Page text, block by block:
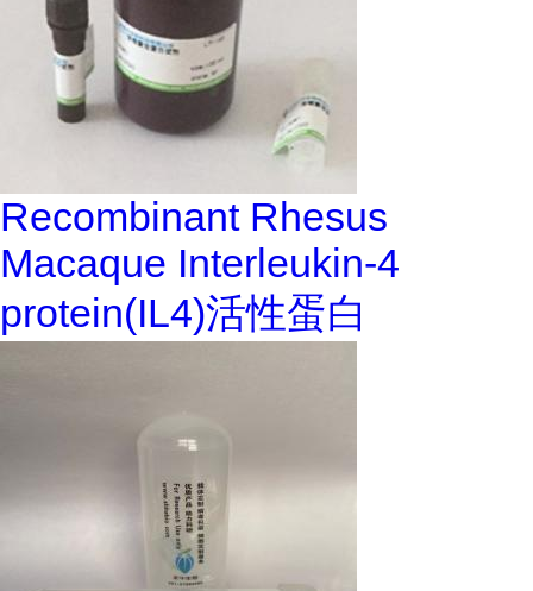
Recombinant Rhesus
Macaque Interleukin-4
protein(IL4)活性蛋白